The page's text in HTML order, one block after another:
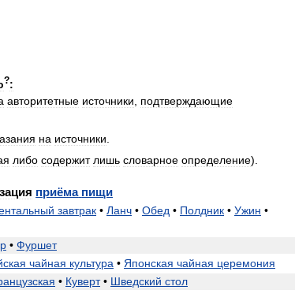
?:
авторитетные источники
подтверждающие
на источники
либо содержит лишь словарное определение).
приёма пищи
завтрак • Ланч • Обед • Полдник • Ужин •
• Фуршет
чайная культура • Японская чайная церемония
• Куверт• Шведский стол